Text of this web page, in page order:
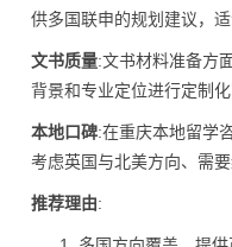
供多国联申的规划建议，
文书质量:文书材料准备方
背景和专业定位进行定制化
本地口碑:在重庆本地留学
考虑英国与北美方向、需
推荐理由: